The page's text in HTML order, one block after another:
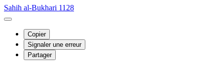
Sahih al-Bukhari 1128
Copier
Signaler une erreur
Partager